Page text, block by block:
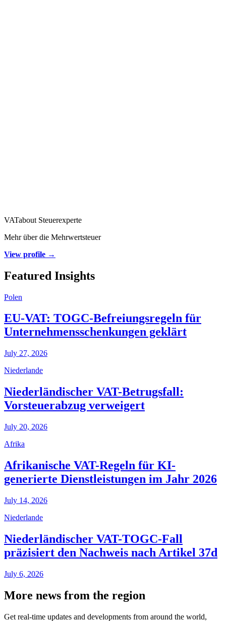
VATabout Steuerexperte
Mehr über die Mehrwertsteuer
View profile →
Featured Insights
Polen
EU-VAT: TOGC-Befreiungsregeln für
Unternehmensschenkungen geklärt
July 27, 2026
Niederlande
Niederländischer VAT-Betrugsfall:
Vorsteuerabzug verweigert
July 20, 2026
Afrika
Afrikanische VAT-Regeln für KI-
generierte Dienstleistungen im Jahr 2026
July 14, 2026
Niederlande
Niederländischer VAT-TOGC-Fall
präzisiert den Nachweis nach Artikel 37d
July 6, 2026
More news from the region
Get real-time updates and developments from around the world,